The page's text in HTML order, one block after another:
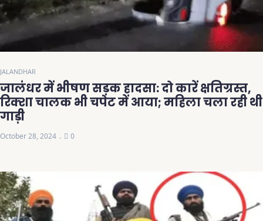
JALANDHAR
जालंधर में भीषण सड़क हादसा: दो कारें क्षतिग्रस्त,
रिक्शा चालक भी चपेट में आया; महिला चला रही थी
गाड़ी
October 28, 2024 0